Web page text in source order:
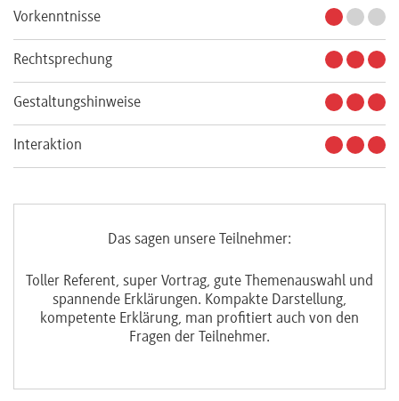
Vorkenntnisse
Rechtsprechung
Gestaltungshinweise
Interaktion
Das sagen unsere Teilnehmer:
Toller Referent, super Vortrag, gute Themenauswahl und
spannende Erklärungen. Kompakte Darstellung,
kompetente Erklärung, man profitiert auch von den
Fragen der Teilnehmer.